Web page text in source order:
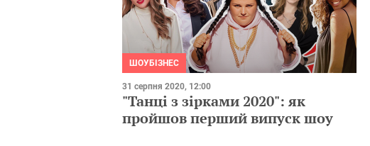
ШОУБІЗНЕС
31 серпня 2020, 12:00
"Танці з зірками 2020": як
пройшов перший випуск шоу